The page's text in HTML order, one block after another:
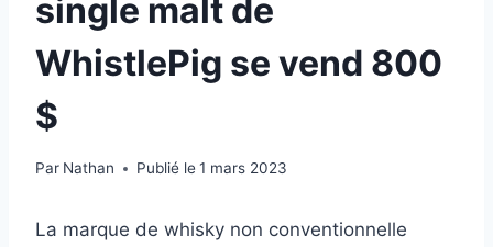
single malt de
WhistlePig se vend 800
$
Par Nathan Publié le 1 mars 2023
La marque de whisky non conventionnelle